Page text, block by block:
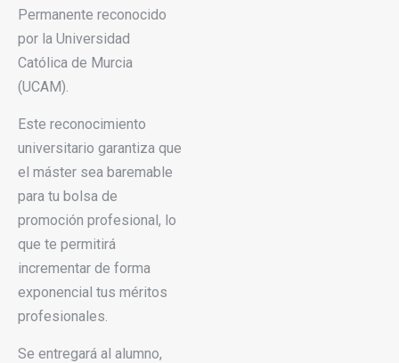
Permanente reconocido
por la Universidad
Católica de Murcia
(UCAM).
Este reconocimiento
universitario garantiza que
el máster sea baremable
para tu bolsa de
promoción profesional, lo
que te permitirá
incrementar de forma
exponencial tus méritos
profesionales.
Se entregará al alumno,